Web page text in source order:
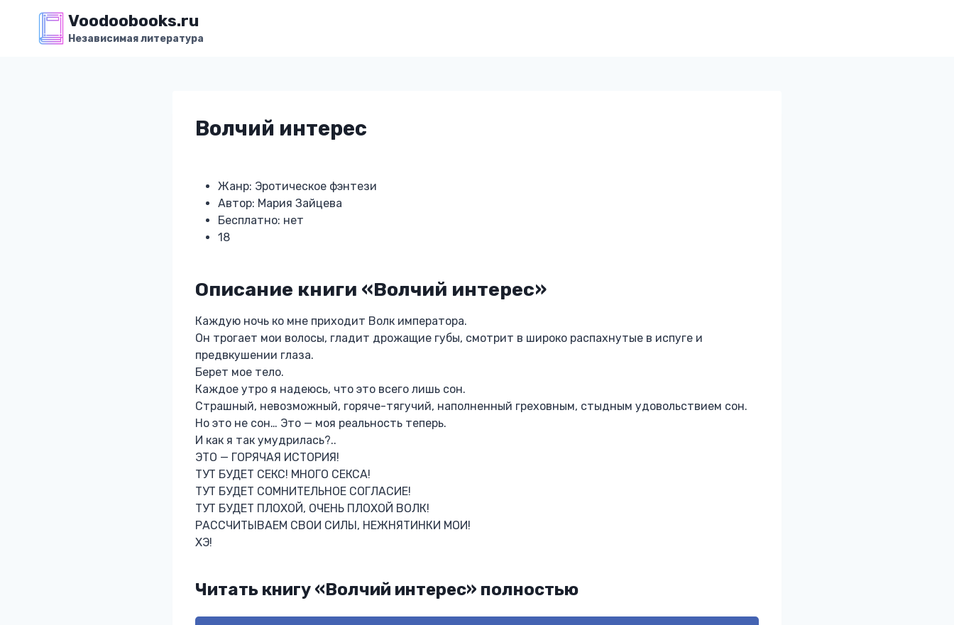
содержимому
Voodoobooks.ru
Независимая литература
Волчий интерес
Жанр: Эротическое фэнтези
Автор: Мария Зайцева
Бесплатно: нет
18
Описание книги «Волчий интерес»
Каждую ночь ко мне приходит Волк императора.
Он трогает мои волосы, гладит дрожащие губы, смотрит в широко распахнутые в испуге и
предвкушении глаза.
Берет мое тело.
Каждое утро я надеюсь, что это всего лишь сон.
Страшный, невозможный, горяче-тягучий, наполненный греховным, стыдным удовольствием сон.
Но это не сон… Это — моя реальность теперь.
И как я так умудрилась?..
ЭТО — ГОРЯЧАЯ ИСТОРИЯ!
ТУТ БУДЕТ СЕКС! МНОГО СЕКСА!
ТУТ БУДЕТ СОМНИТЕЛЬНОЕ СОГЛАСИЕ!
ТУТ БУДЕТ ПЛОХОЙ, ОЧЕНЬ ПЛОХОЙ ВОЛК!
РАССЧИТЫВАЕМ СВОИ СИЛЫ, НЕЖНЯТИНКИ МОИ!
ХЭ!
Читать книгу «Волчий интерес» полностью